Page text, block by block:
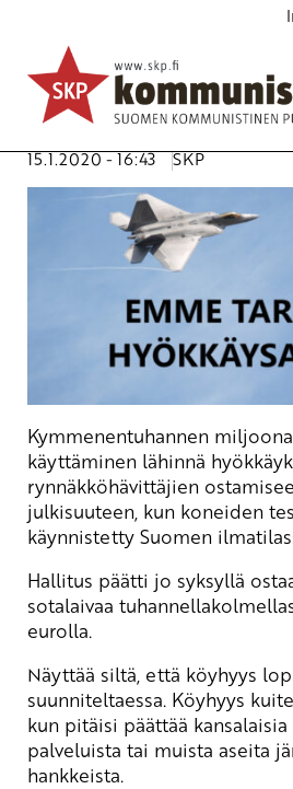
Ei uusia rynnäkköhävittäjiä!
Kannanotot
Avainsanat:hävittäjähankinnat,
15.1.2020 - 16:43
SKP
Kymmenentuhannen
käyttäminen lähinnä
rynnäkköhävittäjien
julkisuuteen, kun koneiden
käynnistetty Suomen
Hallitus päätti jo syksyllä
sotalaivaa
eurolla.
Näyttää siltä, että köyhyys
suunniteltaessa. Köyhyys
kun pitäisi päättää
palveluista tai muista aseita
hankkeista.